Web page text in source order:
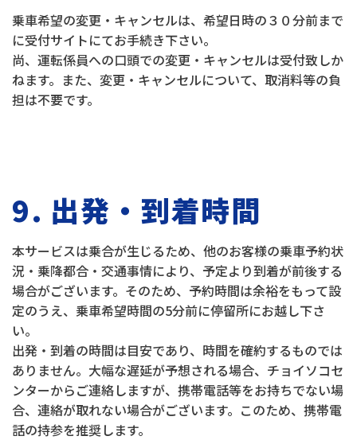
乗車希望の変更・キャンセルは、希望日時の３０分前まで
に受付サイトにてお手続き下さい。
尚、運転係員への口頭での変更・キャンセルは受付致しか
ねます。また、変更・キャンセルについて、取消料等の負
担は不要です。
9. 出発・到着時間
本サービスは乗合が生じるため、他のお客様の乗車予約状
況・乗降都合・交通事情により、予定より到着が前後する
場合がございます。そのため、予約時間は余裕をもって設
定のうえ、乗車希望時間の5分前に停留所にお越し下さ
い。
出発・到着の時間は目安であり、時間を確約するものでは
ありません。大幅な遅延が予想される場合、チョイソコセ
ンターからご連絡しますが、携帯電話等をお持ちでない場
合、連絡が取れない場合がございます。このため、携帯電
話の持参を推奨します。